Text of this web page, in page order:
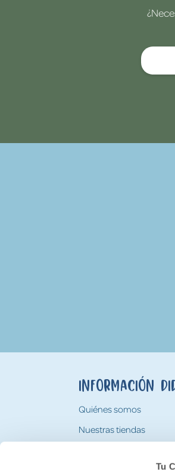
Tu
Información
Quiénes somos
Nuestras tiendas